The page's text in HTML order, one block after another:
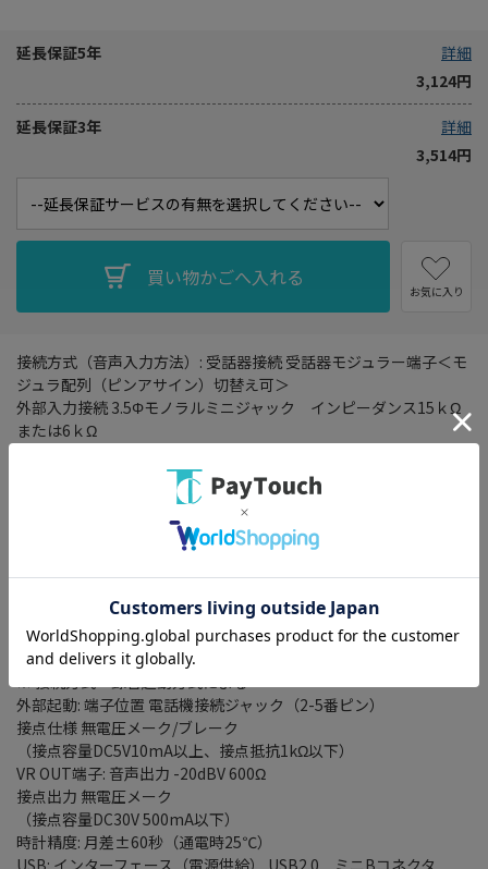
延長保証5年
詳細
3,124円
延長保証3年
詳細
3,514円
お気に入り
接続方式（音声入力方法）: 受話器接続 受話器モジュラー端子＜モ
ジュラ配列（ピンアサイン）切替え可＞
外部入力接続 3.5Φモノラルミニジャック インピーダンス15ｋΩ
または6ｋΩ
※ 多機能電話機をご利用の場合、電話回線接続で使用することは
録音: 録音媒体 SDカード（128MB～2GB）、SDHCカード（4GB～
起動方式 音声起動／回線・外部起動
最大ファイル数 9999個（1枚のSDカードに保存できる最大数）
録音告知: 自動送出※／手動送出
外部起動: 端子位置 電話機接続ジャック（2-5番ピン）
接点仕様 無電圧メーク/ブレーク
（接点容量DC5V10mA以上、接点抵抗1kΩ以下）
VR OUT端子: 音声出力 -20dBV 600Ω
接点出力 無電圧メーク
（接点容量DC30V 500mA以下）
時計精度: 月差±60秒（通電時25℃）
USB: インターフェース（電源供給） USB2.0 ミニBコネクタ